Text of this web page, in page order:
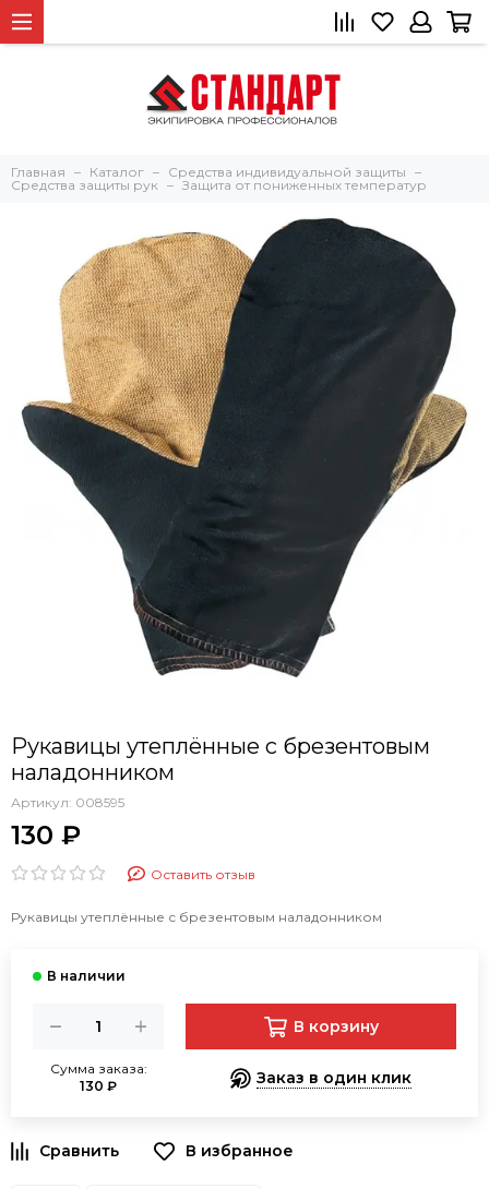
Главная Каталог
Средства индивидуальной защиты
Средства защиты рук
Защита от пониженных температур
Рукавицы утеплённые с брезентовым
наладонником
Артикул: 008595
130 ₽
Оставить отзыв
Рукавицы утеплённые с брезентовым наладонником
Сумма заказа:
130 ₽
В корзину
Заказ в один клик
В избранное